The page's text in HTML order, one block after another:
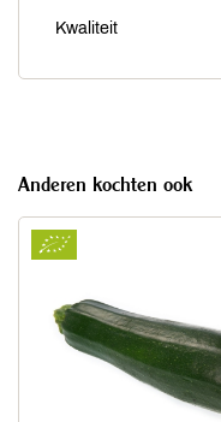
Kwaliteit
Anderen kochten ook